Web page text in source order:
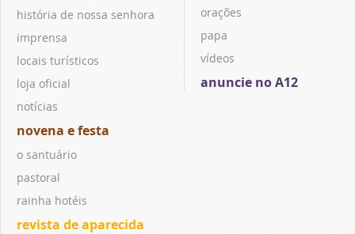
história de nossa senhora
imprensa
locais turísticos
loja oficial
notícias
novena e festa
o santuário
pastoral
rainha hotéis
revista de aparecida
orações
papa
vídeos
anuncie no A12